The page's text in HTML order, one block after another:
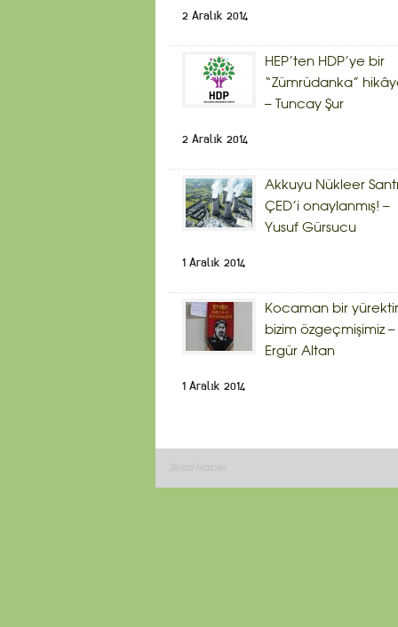
2 Aralık 2014
HEP’ten HDP’ye bir
“Zümrüdanka”
– Tuncay Şur
2 Aralık 2014
Akkuyu Nükleer
ÇED’i onaylanmış! –
Yusuf Gürsucu
1 Aralık 2014
Kocaman bir yürektir
bizim özgeçmişimiz –
Ergür Altan
1 Aralık 2014
Siyasi Haber